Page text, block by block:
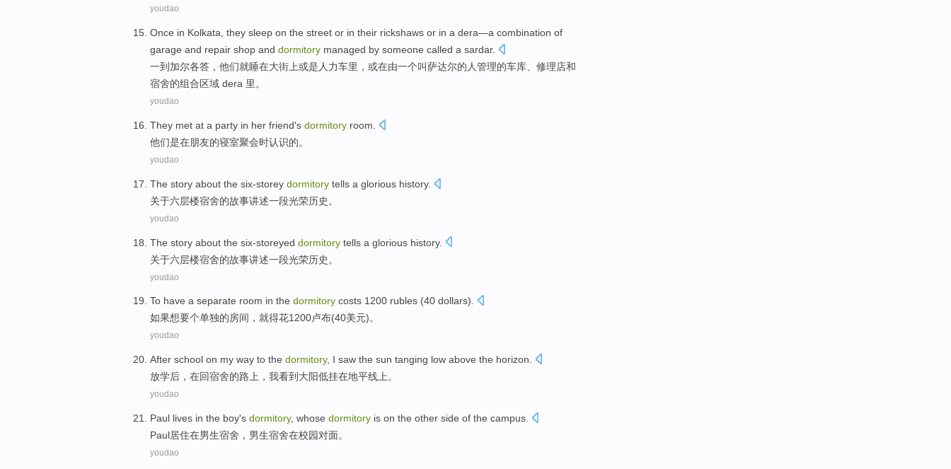
youdao
Once in Kolkata they sleep on the street or in their rickshaws or in a dera—a combination of
garage and repair shop and dormitory managed by someone called a sardar.
一到 加尔各答， 他们就睡在大街上或是 人力车里， 或在由一个叫萨达尔的 人管理的车库 修理店和
宿舍的组合区域 dera 里 。
youdao
They met at a party in her friend's dormitory room.
他们是在朋友的寝室聚会时认识的。
youdao
The story about the six-storey dormitory tells a glorious history.
关于六层楼宿舍的故事讲述一段光荣历史 。
youdao
The story about the six-storeyed dormitory tells a glorious history.
关于六层楼宿舍的故事讲述一段光荣历史。
youdao
To have a separate room in the dormitory costs 1200 rubles (40 dollars).
如果想要个单独的房间 ，就得花1200卢布(40美元)。
youdao
After school on my way to the dormitory, I saw the sun tanging low above the horizon
放学后， 在回宿舍的路上 ， 我看到 大阳低挂在地平线 上。
youdao
Paul lives in the boy's dormitory, whose dormitory is on the other side of the campus
Paul居住在男生宿舍 ，男生宿舍在校园对面。
youdao